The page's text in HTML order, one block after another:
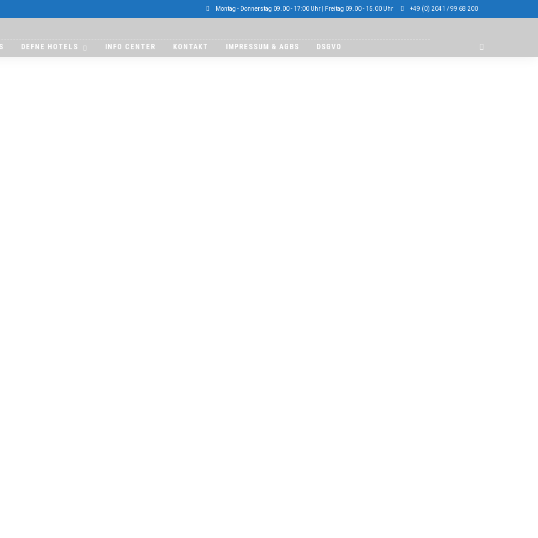
Montag - Donnerstag 09.00 - 17:00 Uhr | Freitag 09.00 - 15.00 Uhr +49 (0) 2041 / 99 68 200
DEFNE HOTELS INFO CENTER KONTAKT IMPRESSUM & AGBS DSGVO